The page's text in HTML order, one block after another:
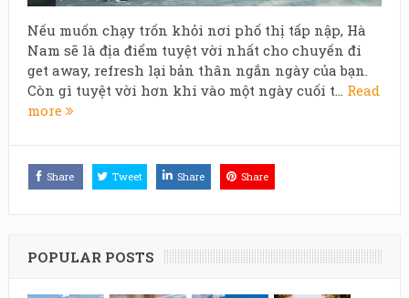
Nếu muốn chạy trốn khỏi nơi phố thị tấp nập, Hà
Nam sẽ là địa điểm tuyệt vời nhất cho chuyến đi
get away, refresh lại bản thân ngắn ngày của bạn.
Còn gì tuyệt vời hơn khi vào một ngày cuối t... Read
more
Share Tweet Share Share
POPULAR POSTS